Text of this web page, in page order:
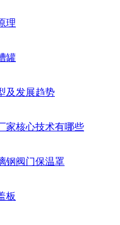
理
罐
及发展趋势
家核心技术有哪些
钢阀门保温罩
板